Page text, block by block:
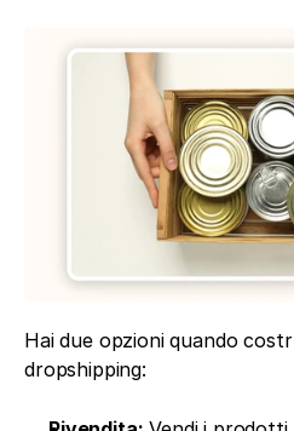
Hai due opzioni quando
dropshipping: